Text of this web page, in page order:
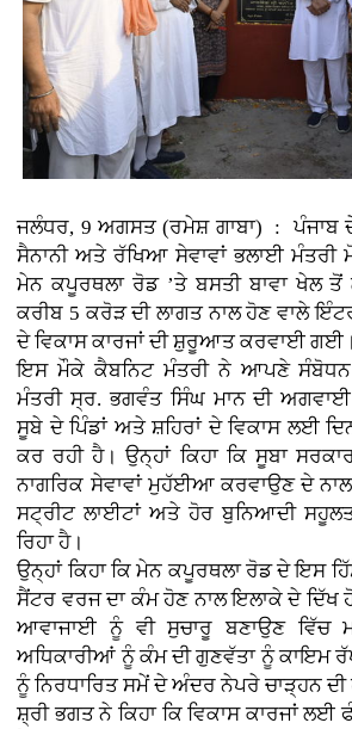
ਜਲੰਧਰ, 9 ਅਗਸਤ (ਰਮੇਸ਼ ਗਾਬਾ) : ਪੰਜਾਬ ਦੇ
ਸੈਨਾਨੀ ਅਤੇ ਰੱਖਿਆ ਸੇਵਾਵਾਂ ਭਲਾਈ
ਮੇਨ ਕਪੂਰਥਲਾ ਰੋਡ ’ਤੇ ਬਸਤੀ ਬਾਵਾ ਖੇਲ
ਕਰੀਬ 5 ਕਰੋੜ ਦੀ ਲਾਗਤ ਨਾਲ ਹੋਣ ਵਾਲੇ
ਦੇ ਵਿਕਾਸ ਕਾਰਜਾਂ ਦੀ ਸ਼ੁਰੂਆਤ ਕਰਵਾਈ ਗਈ।
ਇਸ ਮੌਕੇ ਕੈਬਨਿਟ ਮੰਤਰੀ ਨੇ ਆਪਣੇ ਸੰਬੋਧਨ
ਮੰਤਰੀ ਸ੍ਰ. ਭਗਵੰਤ ਸਿੰਘ ਮਾਨ ਦੀ ਅਗਵਾਈ
ਸੂਬੇ ਦੇ ਪਿੰਡਾਂ ਅਤੇ ਸ਼ਹਿਰਾਂ ਦੇ ਵਿਕਾਸ ਲਈ
ਕਰ ਰਹੀ ਹੈ। ਉਨ੍ਹਾਂ ਕਿਹਾ ਕਿ ਸੂਬਾ
ਨਾਗਰਿਕ ਸੇਵਾਵਾਂ ਮੁਹੱਈਆ ਕਰਵਾਉਣ ਦੇ
ਸਟ੍ਰੀਟ ਲਾਈਟਾਂ ਅਤੇ ਹੋਰ ਬੁਨਿਆਦੀ
ਰਿਹਾ ਹੈ।
ਉਨ੍ਹਾਂ ਕਿਹਾ ਕਿ ਮੇਨ ਕਪੂਰਥਲਾ ਰੋਡ ਦੇ ਇਸ
ਸੈਂਟਰ ਵਰਜ ਦਾ ਕੰਮ ਹੋਣ ਨਾਲ ਇਲਾਕੇ ਦੇ ਦਿੱਖ
ਆਵਾਜਾਈ ਨੂੰ ਵੀ ਸੁਚਾਰੂ ਬਣਾਉਣ ਵਿੱਚ
ਅਧਿਕਾਰੀਆਂ ਨੂੰ ਕੰਮ ਦੀ ਗੁਣਵੱਤਾ ਨੂੰ ਕਾਇਮ
ਨੂੰ ਨਿਰਧਾਰਿਤ ਸਮੇਂ ਦੇ ਅੰਦਰ ਨੇਪਰੇ ਚਾੜ੍ਹਨ ਦੀ
ਸ਼੍ਰੀ ਭਗਤ ਨੇ ਕਿਹਾ ਕਿ ਵਿਕਾਸ ਕਾਰਜਾਂ ਲਈ